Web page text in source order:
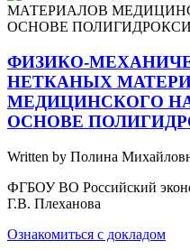
ФИЗИКО-
НЕТКАНЫХ
МЕДИЦИНСКОГО
ОСНОВЕ
Written by Полина
ФГБОУ ВО Российский
Г.В. Плеханова
Ознакомиться с докладом